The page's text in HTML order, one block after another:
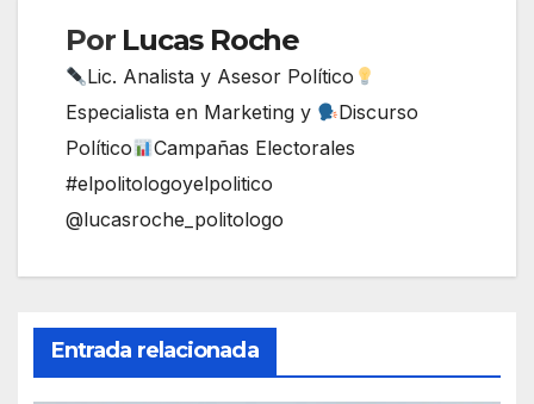
Por Lucas Roche
Lic. Analista y Asesor Político
Especialista en Marketing y
Discurso
Político
Campañas Electorales
#elpolitologoyelpolitico
@lucasroche_politologo
Entrada relacionada